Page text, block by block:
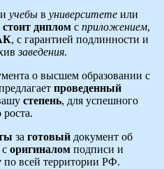
учебы в университете или
стоит диплом с приложением,
, с гарантией подлинности и
заведения.
о высшем образовании с
проведенный
степень, для успешного
роста.
за готовый документ об
оригиналом подписи и
по всей территории РФ.